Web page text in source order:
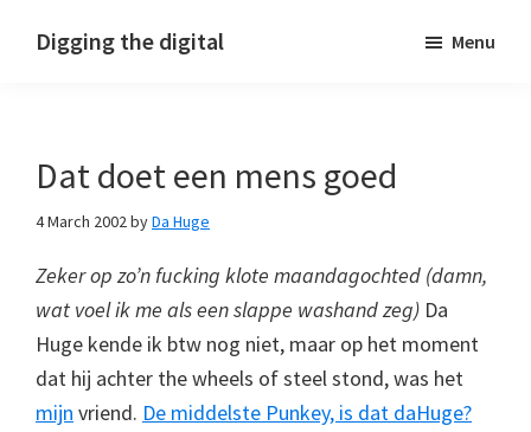
Digging the digital Menu
Dat doet een mens goed
4 March 2002byDa Huge
Zeker op zo’n fucking klote maandagochted (damn,
wat voel ik me als een slappe washand zeg) Da
Huge kende ik btw nog niet, maar op het moment
dat hij achter the wheels of steel stond, was het
mijn vriend. De middelste Punkey, is dat daHuge?